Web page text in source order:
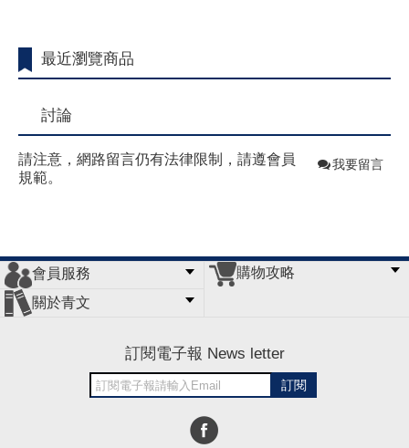
最近瀏覽商品
討論
請注意，網路留言仍有法律限制，請遵會員
規範。
我要留言
會員服務
會員辦法
客服信箱
隱私條款
網站導覽
購物攻略
關於青文
訂閱電子報 News letter
訂閱